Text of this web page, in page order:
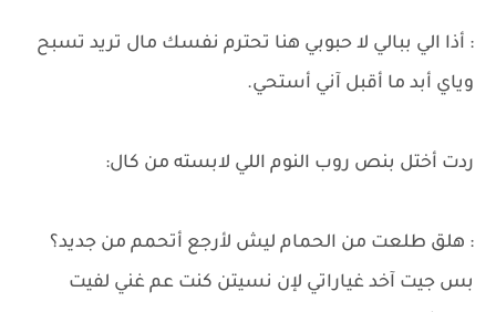
: أذا الي ببالي لا حبوبي هنا تحترم نفسك مال تريد تسبح
وياي أبد ما أقبل آني أستحي.
ردت أختل بنص روب النوم اللي لابسته من كال:
: هلق طلعت من الحمام ليش لأرجع أتحمم من جديد؟
بس جيت آخد غياراتي لإن نسيتن كنت عم غني لفيت